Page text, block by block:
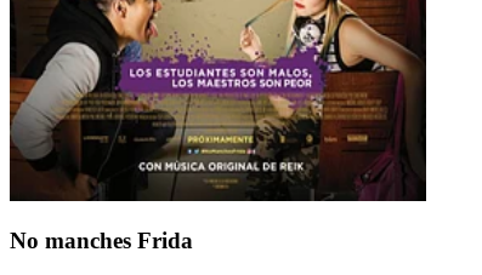
No manches Frida